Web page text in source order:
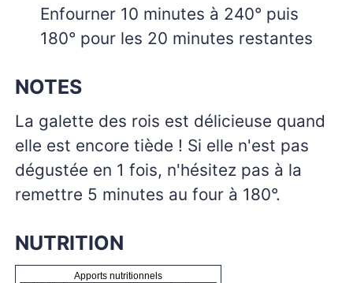
Enfourner 10 minutes à 240° puis
180° pour les 20 minutes restantes
NOTES
La galette des rois est délicieuse quand
elle est encore tiède ! Si elle n'est pas
dégustée en 1 fois, n'hésitez pas à la
remettre 5 minutes au four à 180°.
NUTRITION
Apports nutritionnels